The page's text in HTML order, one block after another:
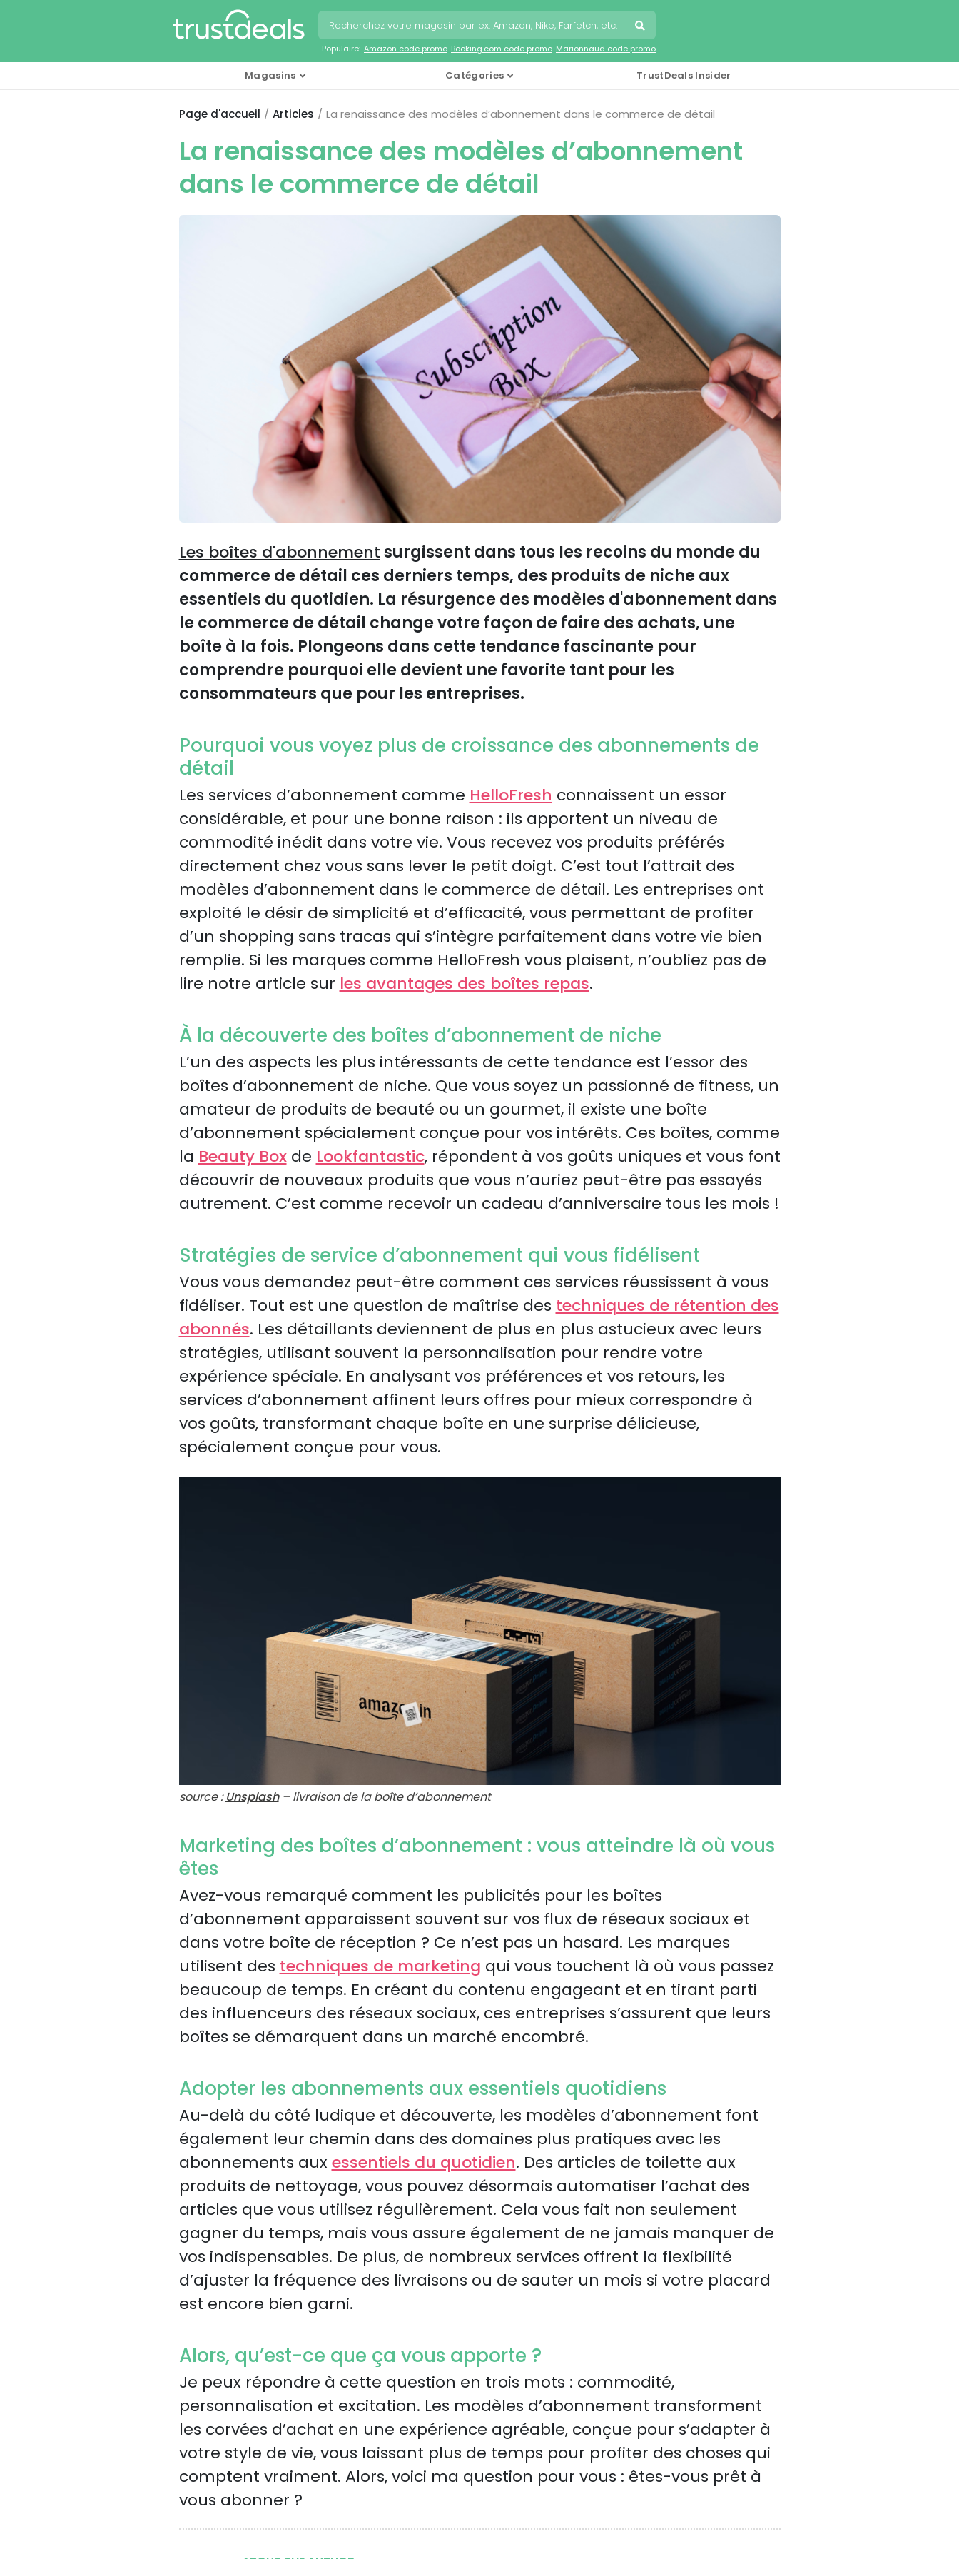
Populaire: Amazon code promo Booking.com code promo Marionnaud code promo
Magasins Catégories TrustDeals Insider
Page d'accueil Articles La renaissance des modèles d’abonnement dans le commerce de détail
La renaissance des modèles d’abonnement
dans le commerce de détail
Les boîtes d'abonnementsurgissent dans tous les recoins du monde du
commerce de détail ces derniers temps, des produits de niche aux
essentiels du quotidien. La résurgence des modèles d'abonnement dans
le commerce de détail change votre façon de faire des achats, une
boîte à la fois. Plongeons dans cette tendance fascinante pour
comprendre pourquoi elle devient une favorite tant pour les
consommateurs que pour les entreprises.
Pourquoi vous voyez plus de croissance des abonnements de
détail
Les services d’abonnement comme HelloFresh connaissent un essor
considérable, et pour une bonne raison : ils apportent un niveau de
commodité inédit dans votre vie. Vous recevez vos produits préférés
directement chez vous sans lever le petit doigt. C’est tout l’attrait des
modèles d’abonnement dans le commerce de détail. Les entreprises ont
exploité le désir de simplicité et d’efficacité, vous permettant de profiter
d’un shopping sans tracas qui s’intègre parfaitement dans votre vie bien
remplie. Si les marques comme HelloFresh vous plaisent, n’oubliez pas de
lire notre article sur les avantages des boîtes repas.
À la découverte des boîtes d’abonnement de niche
L’un des aspects les plus intéressants de cette tendance est l’essor des
boîtes d’abonnement de niche. Que vous soyez un passionné de fitness, un
amateur de produits de beauté ou un gourmet, il existe une boîte
d’abonnement spécialement conçue pour vos intérêts. Ces boîtes, comme
la Beauty Boxde Lookfantastic, répondent à vos goûts uniques et vous font
découvrir de nouveaux produits que vous n’auriez peut-être pas essayés
autrement. C’est comme recevoir un cadeau d’anniversaire tous les mois !
Stratégies de service d’abonnement qui vous fidélisent
Vous vous demandez peut-être comment ces services réussissent à vous
fidéliser. Tout est une question de maîtrise des techniques de rétention des
abonnés. Les détaillants deviennent de plus en plus astucieux avec leurs
stratégies, utilisant souvent la personnalisation pour rendre votre
expérience spéciale. En analysant vos préférences et vos retours, les
services d’abonnement affinent leurs offres pour mieux correspondre à
vos goûts, transformant chaque boîte en une surprise délicieuse,
spécialement conçue pour vous.
source :Unsplash– livraison de la boîte d’abonnement
Marketing des boîtes d’abonnement : vous atteindre là où vous
êtes
Avez-vous remarqué comment les publicités pour les boîtes
d’abonnement apparaissent souvent sur vos flux de réseaux sociaux et
dans votre boîte de réception ? Ce n’est pas un hasard. Les marques
utilisent des techniques de marketing qui vous touchent là où vous passez
beaucoup de temps. En créant du contenu engageant et en tirant parti
des influenceurs des réseaux sociaux, ces entreprises s’assurent que leurs
boîtes se démarquent dans un marché encombré.
Adopter les abonnements aux essentiels quotidiens
Au-delà du côté ludique et découverte, les modèles d’abonnement font
également leur chemin dans des domaines plus pratiques avec les
abonnements aux essentiels du quotidien. Des articles de toilette aux
produits de nettoyage, vous pouvez désormais automatiser l’achat des
articles que vous utilisez régulièrement. Cela vous fait non seulement
gagner du temps, mais vous assure également de ne jamais manquer de
vos indispensables. De plus, de nombreux services offrent la flexibilité
d’ajuster la fréquence des livraisons ou de sauter un mois si votre placard
est encore bien garni.
Alors, qu’est-ce que ça vous apporte ?
Je peux répondre à cette question en trois mots : commodité,
personnalisation et excitation. Les modèles d’abonnement transforment
les corvées d’achat en une expérience agréable, conçue pour s’adapter à
votre style de vie, vous laissant plus de temps pour profiter des choses qui
comptent vraiment. Alors, voici ma question pour vous : êtes-vous prêt à
vous abonner ?